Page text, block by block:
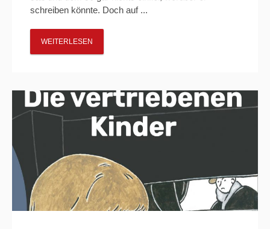
schreiben könnte. Doch auf ...
WEITERLESEN